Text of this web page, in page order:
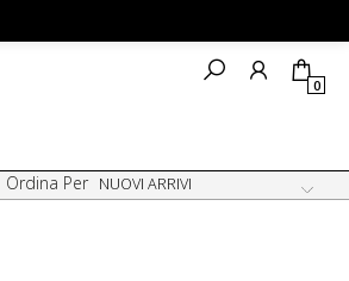
0
Ordina Per